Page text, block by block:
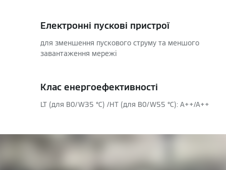
Електронні пускові пристрої
для зменшення пускового струму та меншого
завантаження мережі
Клас енергоефективності
LT (для B0/W35 °C) /HT (для B0/W55 °C): A++/A++